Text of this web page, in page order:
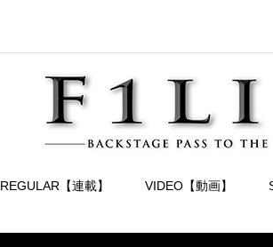
REGULAR【連載】 VIDEO【動画】